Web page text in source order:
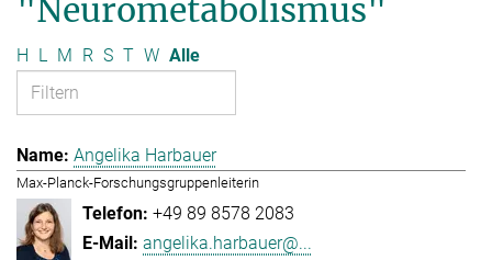
"Neurometabolismus"
H L M R S T W Alle
Angelika Harbauer
Max-Planck-Forschungsgruppenleiterin
+49 89 8578 2083
angelika.harbauer@...